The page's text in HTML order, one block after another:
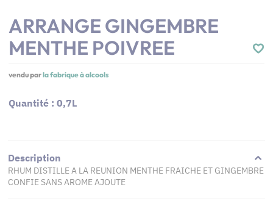
ARRANGE GINGEMBRE
MENTHE POIVREE
vendu parla fabrique à alcools
Quantité : 0,7L
Description
RHUM DISTILLE A LA REUNION MENTHE FRAICHE ET GINGEMBRE
CONFIE SANS AROME AJOUTE